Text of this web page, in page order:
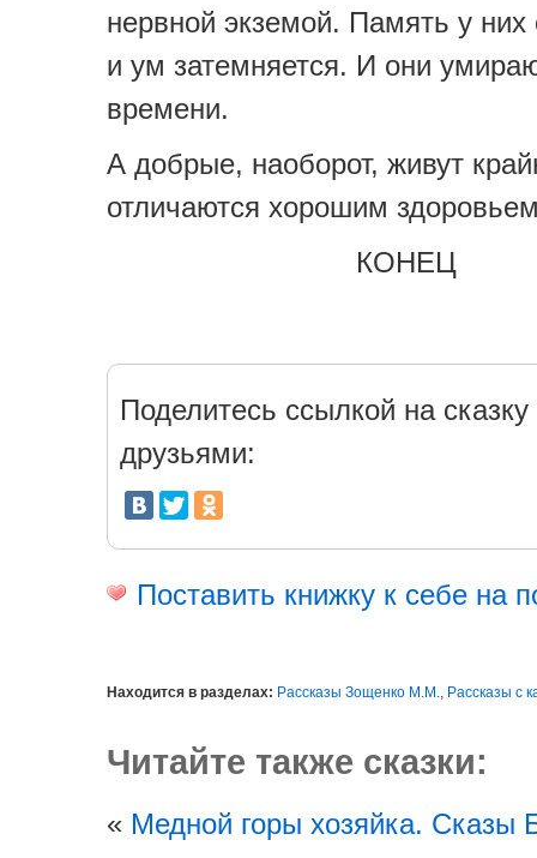
нервной экземой. Память у них
и ум затемняется. И они
времени.
А добрые, наоборот, живут
отличаются хорошим
КОНЕЦ
Поделитесь ссылкой на сказку
друзьями:
Поставить книжку к себе на
Находится в разделах: Рассказы Зощенко М.М., Рассказы с
Читайте также сказки:
« Медной горы хозяйка. Сказы